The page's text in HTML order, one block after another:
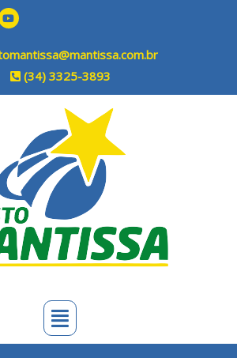
(34) 3325-3893